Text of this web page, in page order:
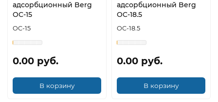
адсорбционный Berg
OC-15
OC-15
0.00 руб.
В корзину
адсорбционный Berg
OC-18.5
OC-18.5
0.00 руб.
В корзину